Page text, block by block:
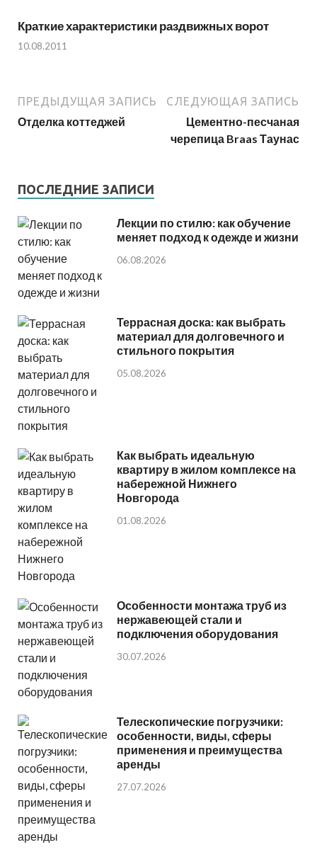
Краткие характеристики раздвижных ворот
10.08.2011
ПРЕДЫДУЩАЯ ЗАПИСЬ
Отделка коттеджей
СЛЕДУЮЩАЯ ЗАПИСЬ
Цементно-песчаная
черепица Braas Таунас
ПОСЛЕДНИЕ ЗАПИСИ
Лекции по стилю: как обучение
меняет подход к одежде и жизни
06.08.2026
Террасная доска: как выбрать
материал для долговечного и
стильного покрытия
05.08.2026
Как выбрать идеальную
квартиру в жилом комплексе на
набережной Нижнего
Новгорода
01.08.2026
Особенности монтажа труб из
нержавеющей стали и
подключения оборудования
30.07.2026
Телескопические погрузчики:
особенности, виды, сферы
применения и преимущества
аренды
27.07.2026